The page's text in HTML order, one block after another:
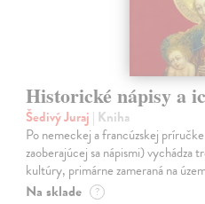
Historické nápisy a
Šedivý Juraj | Kniha
Po nemeckej a francúzskej
zaoberajúcej sa nápismi) vychádza
kultúry, primárne zameraná na
Na sklade ?